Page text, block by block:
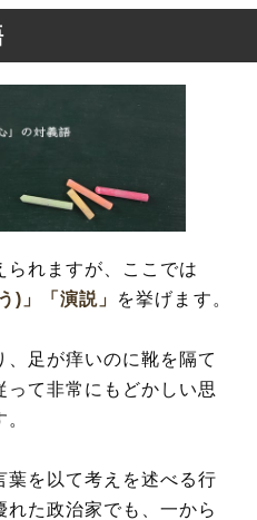
れますが、ここでは
)」
「演説」 を挙げます。
足が痒いのに靴を隔て
て非常にもどかしい思
を以て考えを述べる行
た政治家でも、一から